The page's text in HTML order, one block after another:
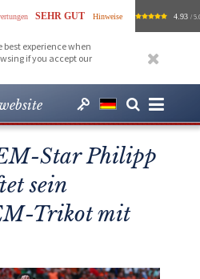
SEHR GUT Hinweise 4.93 /
best experience when
if you accept our
Star Philipp
sein
Trikot mit